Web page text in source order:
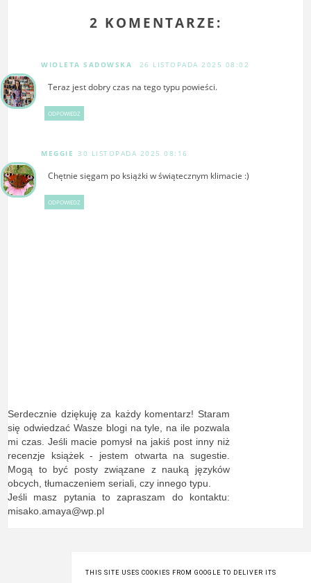
2 KOMENTARZE:
WIOLETA SADOWSKA 26 LISTOPADA 2025 08:02
Teraz jest dobry czas na tego typu powieści.
ODPOWIEDZ
MEGGIE 30 LISTOPADA 2025 08:16
Chętnie sięgam po książki w świątecznym klimacie :)
ODPOWIEDZ
Serdecznie dziękuję za każdy komentarz! Staram
się odwiedzać Wasze blogi na tyle, na ile pozwala
mi czas. Jeśli macie pomysł na jakiś post inny niż
recenzje książek - jestem otwarta na sugestie.
Mogą to być posty związane z nauką języków
obcych, tłumaczeniem seriali, czy innego typu.
Jeśli masz pytania to zapraszam do kontaktu:
misako.amaya@wp.pl
THIS SITE USES COOKIES FROM GOOGLE TO DELIVER ITS